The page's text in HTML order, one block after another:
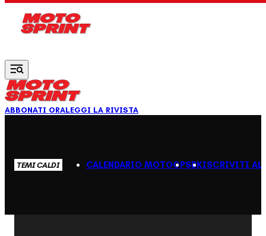
ABBONATI ORALEGGI LA RIVISTA
TEMI CALDI CALENDARIO MOTOGPSBKISCRIVITI AL